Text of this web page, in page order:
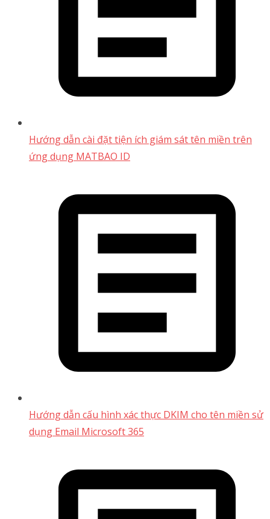
Hướng dẫn cài đặt tiện ích giám sát tên miền trên
ứng dụng MATBAO ID
Hướng dẫn cấu hình xác thực DKIM cho tên miền sử
dụng Email Microsoft 365